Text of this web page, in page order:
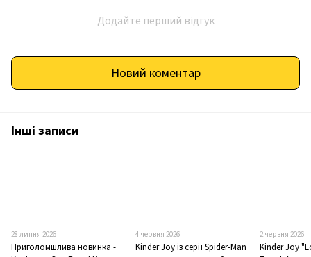
Додайте перший відгук
Новий коментар
Інші записи
28 липня 2026
Приголомшлива новинка -
4 червня 2026
Kinder Joy із серії Spider-Man
2 червня 2026
Kinder Joy